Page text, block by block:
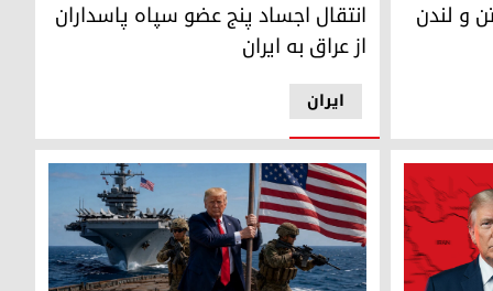
و لندن
ایران
انتقال اجساد پنج عضو سپاه پاسداران
از عراق به ایران